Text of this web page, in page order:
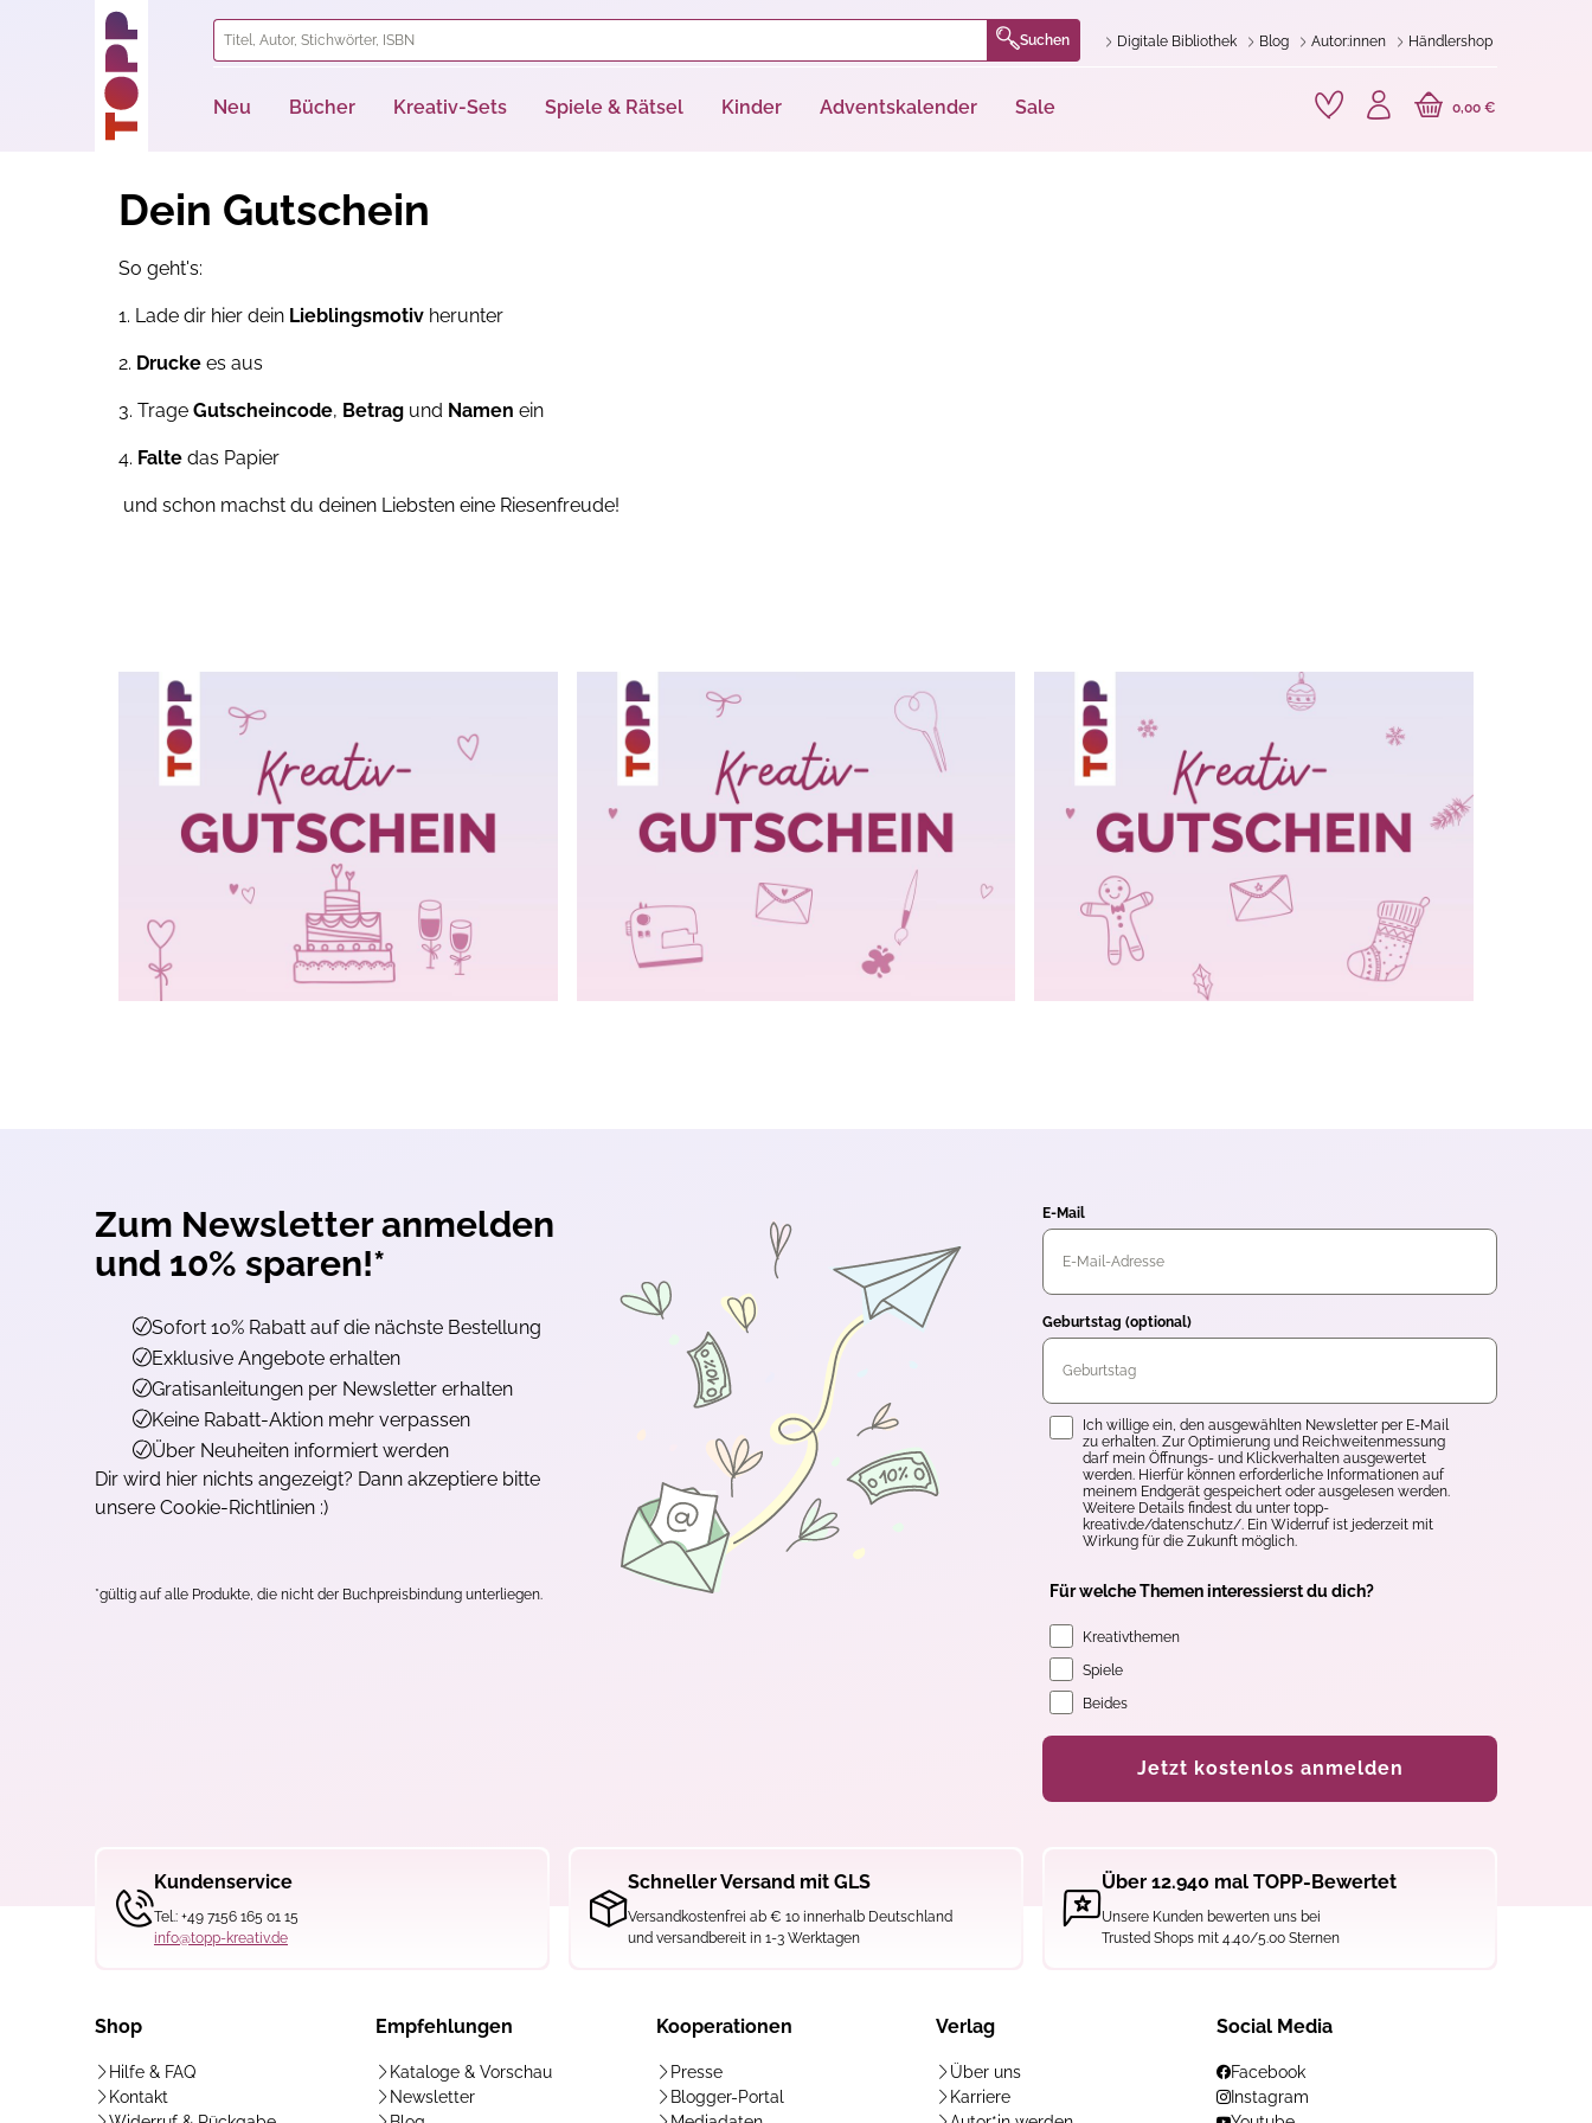
Zur Hauptnavigation springen
Suchen Digitale Bibliothek Blog Autor:innen Händlershop
Neu Bücher Kreativ-Sets Spiele & Rätsel Kinder Adventskalender Sale 0,00 €
Dein Gutschein
So geht's:
1. Lade dir hier dein Lieblingsmotiv herunter
2. Drucke es aus
3. Trage Gutscheincode, Betrag und Namen ein
4. Falte das Papier
und schon machst du deinen Liebsten eine Riesenfreude!
Zum Newsletter anmelden
und 10% sparen!*
Sofort 10% Rabatt auf die nächste Bestellung
Exklusive Angebote erhalten
Gratisanleitungen per Newsletter erhalten
Keine Rabatt-Aktion mehr verpassen
Über Neuheiten informiert werden
Dir wird hier nichts angezeigt? Dann akzeptiere bitte
unsere Cookie-Richtlinien :)
*gültig auf alle Produkte, die nicht der Buchpreisbindung unterliegen.
E-Mail
Geburtstag (optional)
Einwilligung
Ich willige ein, den ausgewählten Newsletter per E-Mail
zu erhalten. Zur Optimierung und Reichweitenmessung
darf mein Öffnungs- und Klickverhalten ausgewertet
werden. Hierfür können erforderliche Informationen auf
meinem Endgerät gespeichert oder ausgelesen werden.
Weitere Details findest du unter topp-
kreativ.de/datenschutz/. Ein Widerruf ist jederzeit mit
Wirkung für die Zukunft möglich.
Für welche Themen interessierst du dich?
Kreativthemen
Spiele
Beides
Jetzt kostenlos anmelden
Kundenservice
Tel.: +49 7156 165 01 15
info@topp-kreativ.de
Schneller Versand mit GLS
Versandkostenfrei ab € 10 innerhalb Deutschland
und versandbereit in 1-3 Werktagen
Über 12.940 mal TOPP-Bewertet
Unsere Kunden bewerten uns bei
Trusted Shops mit 4.40/5.00 Sternen
Shop
Hilfe & FAQ
Kontakt
Empfehlungen
Kataloge & Vorschau
Newsletter
Kooperationen
Presse
Blogger-Portal
Verlag
Über uns
Karriere
Social Media
Facebook
Instagram
Jetzt anmelden und
10% sparen
Ich willige ein, den ausgewählten Newsletter per E-
Mail zu erhalten. Zur Optimierung und
Reichweitenmessung darf mein Öffnungs- und
Klickverhalten ausgewertet werden. Hierfür können
erforderliche Informationen auf meinem Endgerät
gespeichert oder ausgelesen werden. Weitere Details
findest du unter topp-kreativ.de/datenschutz/. Ein
Widerruf ist jederzeit mit Wirkung für die Zukunft
Jetzt kostenlos anmelden